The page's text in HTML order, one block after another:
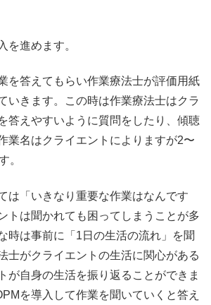
を進めます。
を答えてもらい作業療法士が評価用紙
いきます。この時は作業療法士はクラ
答えやすいように質問をしたり、傾聴
業名はクライエントによりますが2〜
。
は「いきなり重要な作業はなんです
トは聞かれても困ってしまうことが多
時は事前に「1日の生活の流れ」を聞
士がクライエントの生活に関心がある
が自身の生活を振り返ることができま
を導入して作業を聞いていくと答え